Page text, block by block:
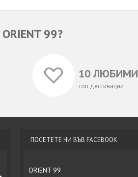
99?
10 ЛЮБИМИ
топ дестинации
ПОСЕТЕТЕ НИ ВЪВ FACEBOOK
ORIENT 99